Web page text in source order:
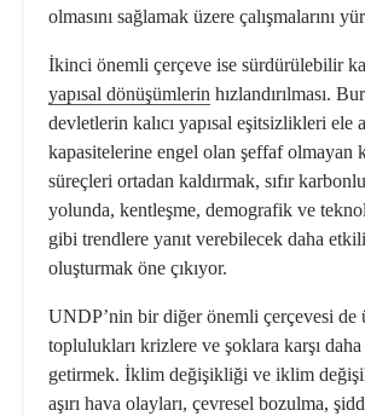
olmasını sağlamak üzere çalışmalarını
İkinci önemli çerçeve ise sürdürülebilir
yapısal dönüşümlerin hızlandırılması.
devletlerin kalıcı yapısal eşitsizlikleri ele
kapasitelerine engel olan şeffaf olmayan
süreçleri ortadan kaldırmak, sıfır
yolunda, kentleşme, demografik ve
gibi trendlere yanıt verebilecek daha
oluşturmak öne çıkıyor.
UNDP’nin bir diğer önemli çerçevesi de
toplulukları krizlere ve şoklara karşı daha
getirmek. İklim değişikliği ve iklim
aşırı hava olayları, çevresel bozulma,